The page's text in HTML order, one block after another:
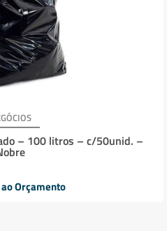
– 100 litros – c/50unid. –
Orçamento